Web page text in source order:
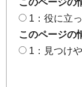
このページの
1：役に立
このページの
1：見つけ